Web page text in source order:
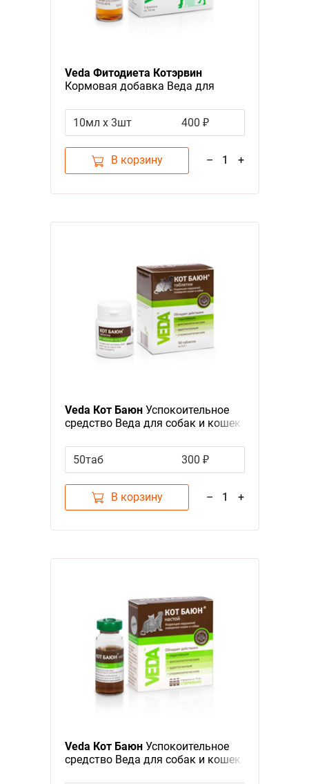
Veda Фитодиета Котэрвин
Кормовая добавка Веда для
мочевыделительной системы
10мл х 3шт 400 ₽
В корзину – 1 +
Veda Кот БаюнУспокоительное
средство Веда для собак и кошек
50таб
300 ₽
В корзину – 1 +
Veda Кот БаюнУспокоительное
средство Веда для собак и кошек